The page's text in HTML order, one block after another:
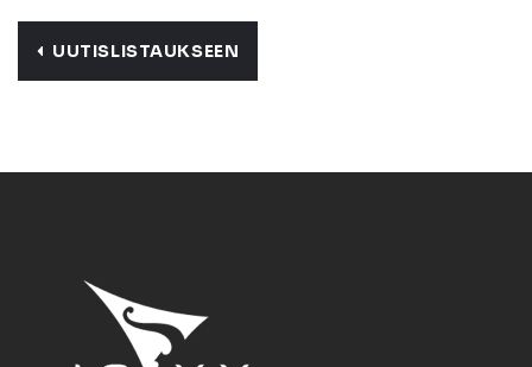
UUTISLISTAUKSEEN